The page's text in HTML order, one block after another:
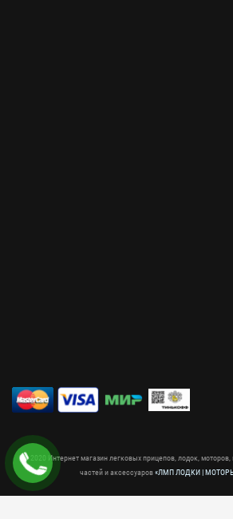
© 2020 Интернет магазин легковых прицепов, лодок,
частей и аксессуаров«ЛМП ЛОДКИ |